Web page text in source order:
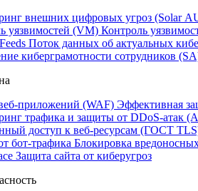
внешних цифровых угроз (Solar
уязвимостей (VM) Контроль
Поток данных об актуальных
киберграмотности сотрудников
приложений (WAF) Эффективная
трафика и защиты от DDoS‑атак
доступ к веб-ресурсам (ГОСТ
бот‑трафика Блокировка
Защита сайта от киберугроз